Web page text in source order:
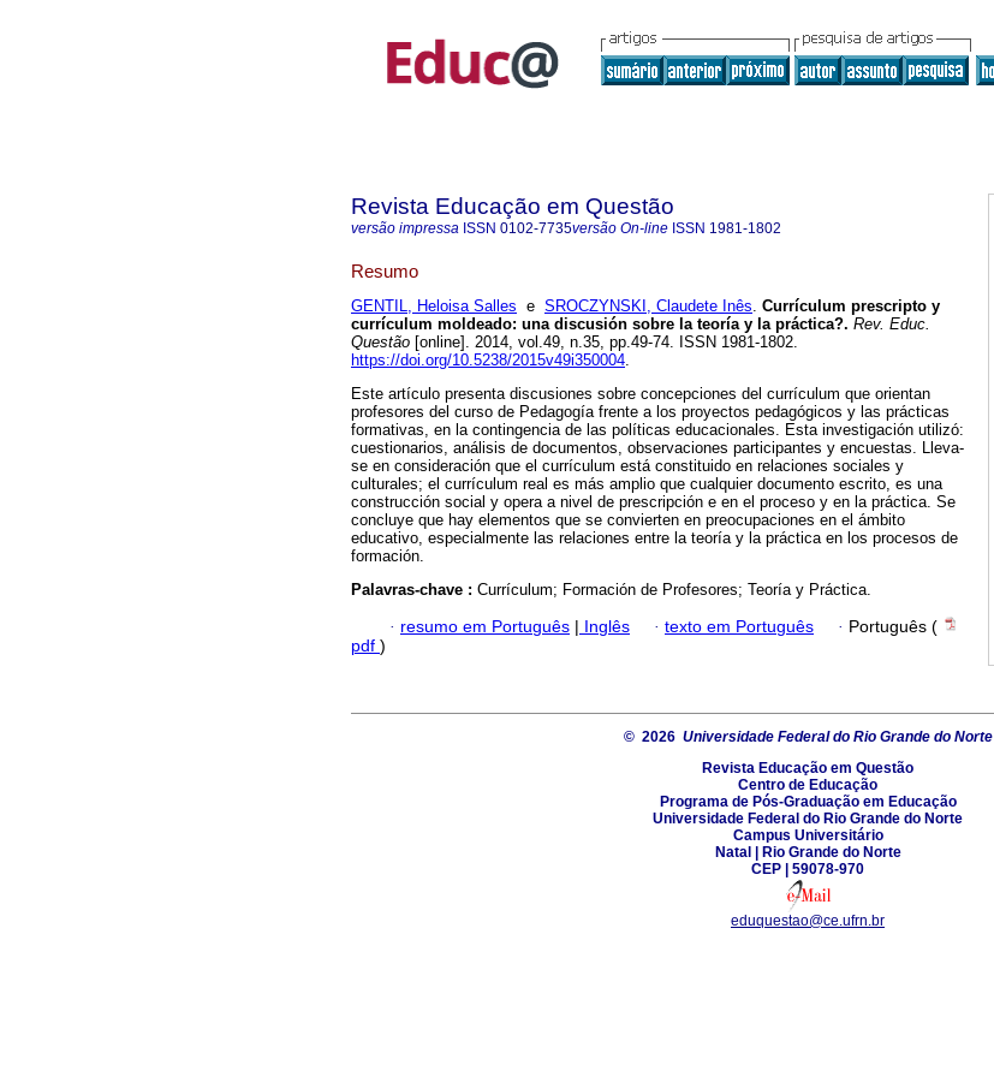
Revista Educação em Questão
versão impressa ISSN 0102-7735versão On-line ISSN 1981-1802
Resumo
GENTIL, Heloisa Salles e SROCZYNSKI, Claudete Inês. Currículum prescripto y
currículum moldeado: una discusión sobre la teoría y la práctica?. Rev. Educ.
Questão [online]. 2014, vol.49, n.35, pp.49-74. ISSN 1981-1802.
https://doi.org/10.5238/2015v49i350004.
Este artículo presenta discusiones sobre concepciones del currículum que orientan
profesores del curso de Pedagogía frente a los proyectos pedagógicos y las prácticas
formativas, en la contingencia de las políticas educacionales. Esta investigación utilizó:
cuestionarios, análisis de documentos, observaciones participantes y encuestas. Lleva-
se en consideración que el currículum está constituido en relaciones sociales y
culturales; el currículum real es más amplio que cualquier documento escrito, es una
construcción social y opera a nivel de prescripción e en el proceso y en la práctica. Se
concluye que hay elementos que se convierten en preocupaciones en el ámbito
educativo, especialmente las relaciones entre la teoría y la práctica en los procesos de
formación.
Palavras-chave : Currículum; Formación de Profesores; Teoría y Práctica.
· resumo em Português | Inglês · texto em Português · Português (
pdf )
© 2026 Universidade Federal do Rio Grande do Norte
Revista Educação em Questão
Centro de Educação
Programa de Pós-Graduação em Educação
Universidade Federal do Rio Grande do Norte
Campus Universitário
Natal | Rio Grande do Norte
CEP | 59078-970
eduquestao@ce.ufrn.br